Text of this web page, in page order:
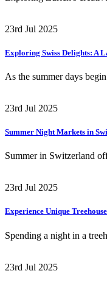
23rd Jul 2025
Exploring Swiss Delights: A
As the summer days
23rd Jul 2025
Summer Night Markets in
Summer in Switzerland
23rd Jul 2025
Experience Unique
Spending a night in a
23rd Jul 2025